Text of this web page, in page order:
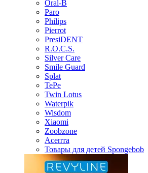
Oral-B
Paro
Philips
Pierrot
PresiDENT
R.O.C.S.
Silver Care
Smile Guard
Splat
TePe
Twin Lotus
Waterpik
Wisdom
Xiaomi
Zoobzone
Асепта
Товары для детей Spongebob